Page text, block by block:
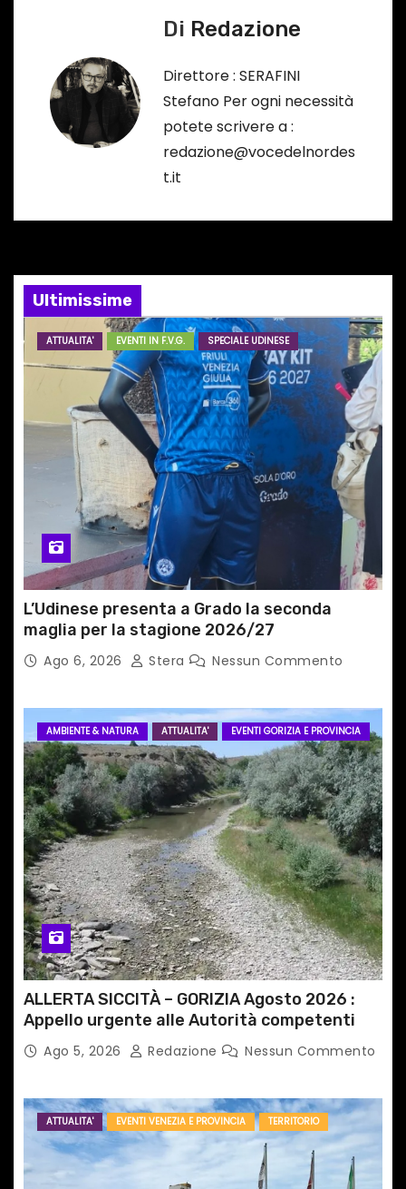
e
a
r
i
c
l
i
Di Redazione
Direttore : SERAFINI
Stefano Per ogni necessità
potete scrivere a :
redazione@vocedelnordes
t.it
Ultimissime
ATTUALITA' EVENTI IN F.V.G. SPECIALE UDINESE
L’Udinese presenta a Grado la seconda
maglia per la stagione 2026/27
Ago 6, 2026 Stera Nessun Commento
AMBIENTE & NATURA ATTUALITA' EVENTI GORIZIA E PROVINCIA
ALLERTA SICCITÀ – GORIZIA Agosto 2026 :
Appello urgente alle Autorità competenti
Ago 5, 2026 Redazione Nessun Commento
ATTUALITA' EVENTI VENEZIA E PROVINCIA TERRITORIO